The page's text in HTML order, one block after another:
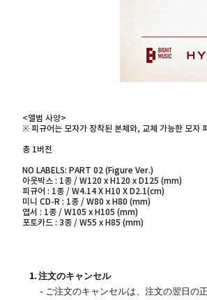
<앨범 사양>
※ 피규어는 모자가 장착된 본체와, 교체 가능한 모자
총 1버전
NO LABELS: PART 02 (Figure Ver.)
아웃박스 : 1종 / W120 x H120 x D125 (mm)
피규어 : 1종 / W4.14 X H10 X D2.1(cm)
미니 CD-R : 1종 / W80 x H80 (mm)
엽서 : 1종 / W105 x H105 (mm)
포토카드 : 3종 / W55 x H85 (mm)
1. 注文のキャンセル
- ご注文のキャンセルは、注文の翌日の